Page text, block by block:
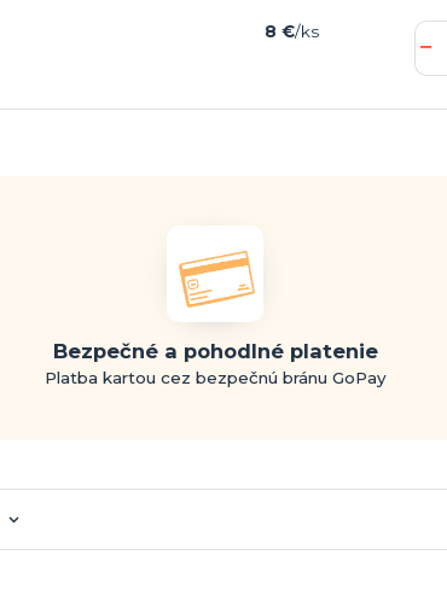
8 €/ks
Bezpečné a pohodlné platenie
Platba kartou cez bezpečnú bránu GoPay